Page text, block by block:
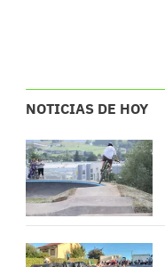
NOTICIAS DE HOY